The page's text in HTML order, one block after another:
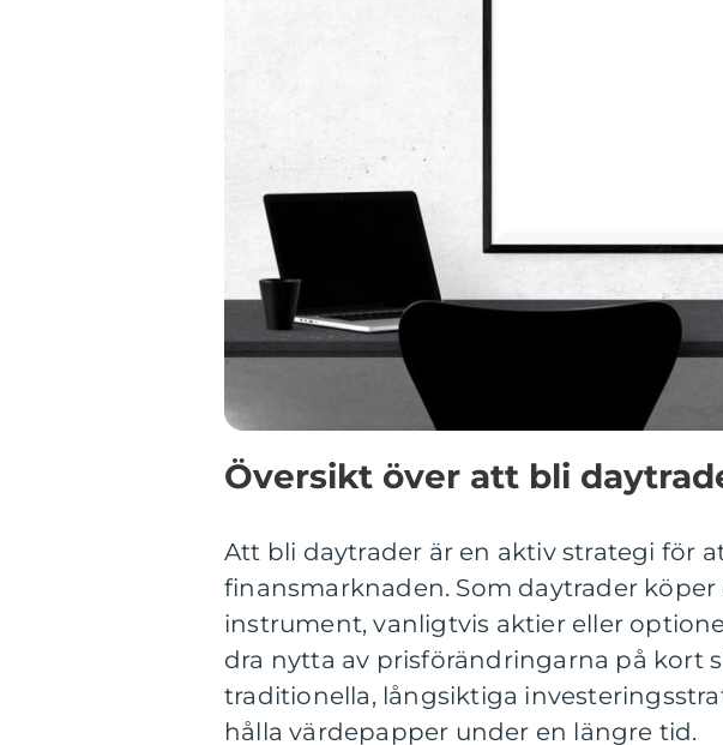
Översikt över att bli
Att bli daytrader är en aktiv strategi för
finansmarknaden. Som daytrader köper
instrument, vanligtvis aktier eller
dra nytta av prisförändringarna på kort
traditionella, långsiktiga
hålla värdepapper under en längre tid.